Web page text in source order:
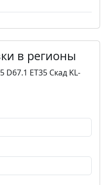
в регионы
ET35 Скад KL-